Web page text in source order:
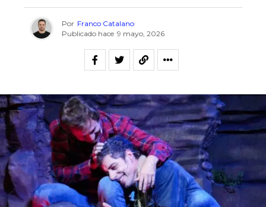
Por Franco Catalano
Publicado hace 9 mayo, 2026